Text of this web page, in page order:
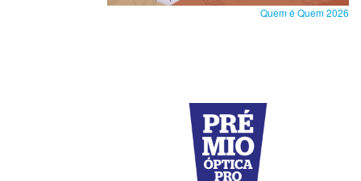
Quem é Quem 2026